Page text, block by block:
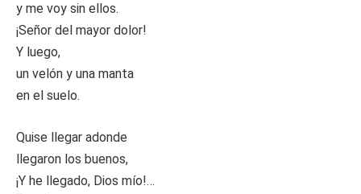
y me voy sin ellos.
¡Señor del mayor dolor!
Y luego,
un velón y una manta
en el suelo.
Quise llegar adonde
llegaron los buenos,
¡Y he llegado, Dios mío!…